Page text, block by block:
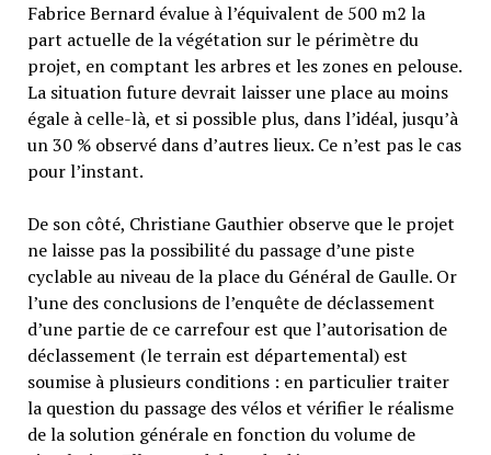
Fabrice Bernard évalue à l’équivalent de 500 m2 la
part actuelle de la végétation sur le périmètre du
projet, en comptant les arbres et les zones en pelouse.
La situation future devrait laisser une place au moins
égale à celle-là, et si possible plus, dans l’idéal, jusqu’à
un 30 % observé dans d’autres lieux. Ce n’est pas le cas
pour l’instant.
De son côté, Christiane Gauthier observe que le projet
ne laisse pas la possibilité du passage d’une piste
cyclable au niveau de la place du Général de Gaulle. Or
l’une des conclusions de l’enquête de déclassement
d’une partie de ce carrefour est que l’autorisation de
déclassement (le terrain est départemental) est
soumise à plusieurs conditions : en particulier traiter
la question du passage des vélos et vérifier le réalisme
de la solution générale en fonction du volume de